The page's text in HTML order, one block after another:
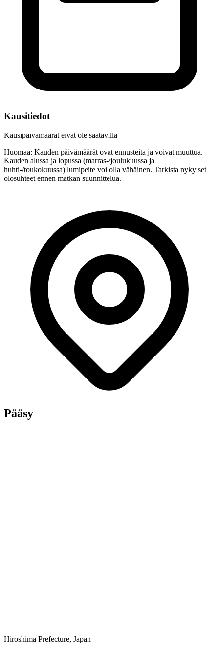
Kausitiedot
Kausipäivämäärät eivät ole saatavilla
Huomaa: Kauden päivämäärät ovat ennusteita ja voivat muuttua.
Kauden alussa ja lopussa (marras-/joulukuussa ja
huhti-/toukokuussa) lumipeite voi olla vähäinen. Tarkista nykyiset
olosuhteet ennen matkan suunnittelua.
Pääsy
Hiroshima Prefecture, Japan